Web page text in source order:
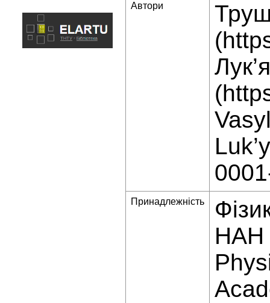
Автори
Принадлежність
НАН